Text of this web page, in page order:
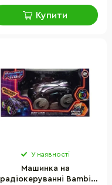
Купити
У наявності
Машинка на
радіокеруванні Bambi